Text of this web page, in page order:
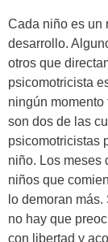
Cada niño es un
desarrollo.
otros que
psicomotricista
ningún
son dos de las
psicomotricistas
niño. Los meses
niños que
lo demoran
no hay que
con libertad y